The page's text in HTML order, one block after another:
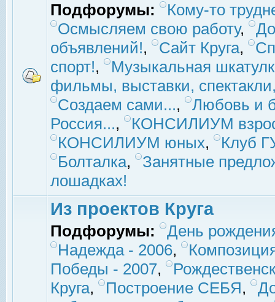
Подфорумы:
Кому-то
Осмысляем свою работу,
объявлений!, Сайт Круга,
спорт!,
Музыкальная
фильмы, выставки,
Создаем сами...,
Любовь и
Россия...,
КОНСИЛИУМ
КОНСИЛИУМ юных,
Клуб
Болталка,
Занятные
лошадках!
Из проектов Круга
Подфорумы:
День
Надежда - 2006,
Победы - 2007,
Круга, Построение СЕБЯ,